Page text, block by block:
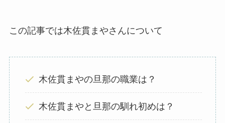
この記事では木佐貫まやさんについて
木佐貫まやの旦那の職業は？
木佐貫まやと旦那の馴れ初めは？